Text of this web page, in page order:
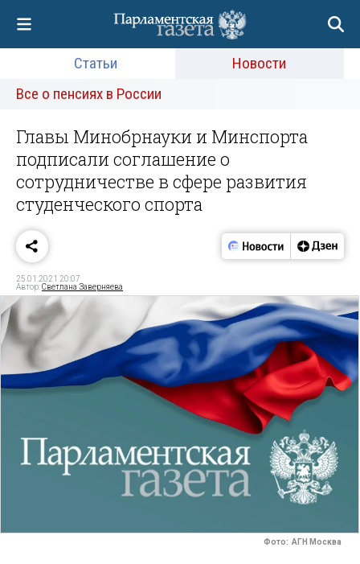
Статьи
Новости
Все о пенсиях в России
Главы Минобрнауки и Минспорта
подписали соглашение о
сотрудничестве в сфере развития
студенческого спорта
25.01.2021 20:07
Автор:Светлана Заверняева
Фото: АГН Москва